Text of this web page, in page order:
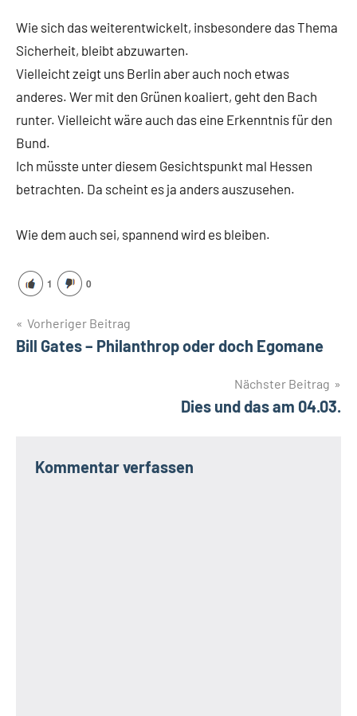
Wie sich das weiterentwickelt, insbesondere das Thema
Sicherheit, bleibt abzuwarten.
Vielleicht zeigt uns Berlin aber auch noch etwas
anderes. Wer mit den Grünen koaliert, geht den Bach
runter. Vielleicht wäre auch das eine Erkenntnis für den
Bund.
Ich müsste unter diesem Gesichtspunkt mal Hessen
betrachten. Da scheint es ja anders auszusehen.
Wie dem auch sei, spannend wird es bleiben.
1 0
Beitragsnavigation
Vorheriger Beitrag
Bill Gates – Philanthrop oder doch Egomane
Nächster Beitrag
Dies und das am 04.03.
Kommentar verfassen